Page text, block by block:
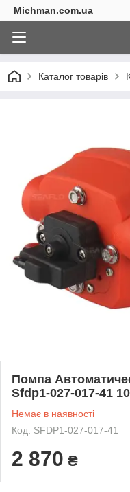
Michman.com.ua
Каталог товарів
Помпа
Sfdp1-027-017-41
Немає в наявності
Код: SFDP1-027-017-41
2 870 ₴